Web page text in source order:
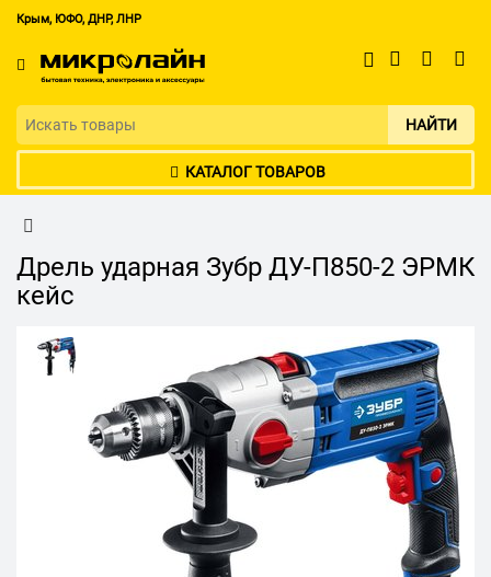
Крым, ЮФО, ДНР, ЛНР
НАЙТИ
КАТАЛОГ ТОВАРОВ
Дрель ударная Зубр ДУ-П850-2 ЭРМК
кейс